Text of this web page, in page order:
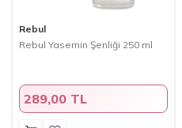
Rebul
Rebul Yasemin Şenliği 250 ml
289,00 TL